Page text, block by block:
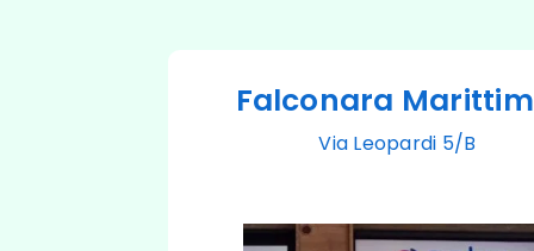
Falconara
Via Leopardi 5/B